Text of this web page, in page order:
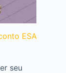
ESA
seu